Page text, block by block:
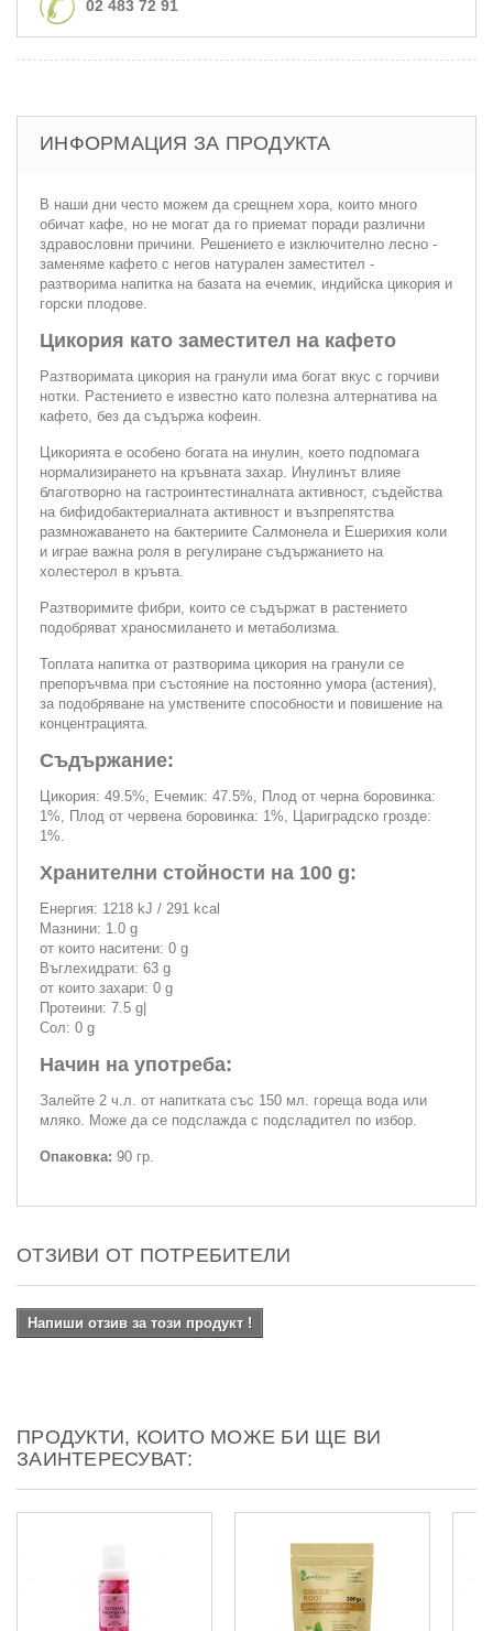
02 483 72 91
ИНФОРМАЦИЯ ЗА ПРОДУКТА
В наши дни често можем да срещнем хора, които много
обичат кафе, но не могат да го приемат поради различни
здравословни причини. Решението е изключително лесно -
заменяме кафето с негов натурален заместител -
разтворима напитка на базата на ечемик, индийска цикория и
горски плодове.
Цикория като заместител на кафето
Разтворимата цикория на гранули има богат вкус с горчиви
нотки. Растението е известно като полезна алтернатива на
кафето, без да съдържа кофеин.
Цикорията е особено богата на инулин, което подпомага
нормализирането на кръвната захар. Инулинът влияе
благотворно на гастроинтестиналната активност, съдейства
на бифидобактериалната активност и възпрепятства
размножаването на бактериите Салмонела и Ешерихия коли
и играе важна роля в регулиране съдържанието на
холестерол в кръвта.
Разтворимите фибри, които се съдържат в растението
подобряват храносмилането и метаболизма.
Топлата напитка от разтворима цикория на гранули се
препоръчвма при състояние на постоянно умора (астения),
за подобряване на умствените способности и повишение на
концентрацията.
Съдържание:
Цикория: 49.5%, Ечемик: 47.5%, Плод от черна боровинка:
1%, Плод от червена боровинка: 1%, Цариградско грозде:
1%.
Хранителни стойности на 100 g:
Енергия: 1218 kJ / 291 kcal
Мазнини: 1.0 g
от които наситени: 0 g
Въглехидрати: 63 g
от които захари: 0 g
Протеини: 7.5 g|
Сол: 0 g
Начин на употреба:
Залейте 2 ч.л. от напитката със 150 мл. гореща вода или
мляко. Може да се подслажда с подсладител по избор.
Опаковка: 90 гр.
ОТЗИВИ ОТ ПОТРЕБИТЕЛИ
Напиши отзив за този продукт !
ПРОДУКТИ, КОИТО МОЖЕ БИ ЩЕ ВИ
ЗАИНТЕРЕСУВАТ: